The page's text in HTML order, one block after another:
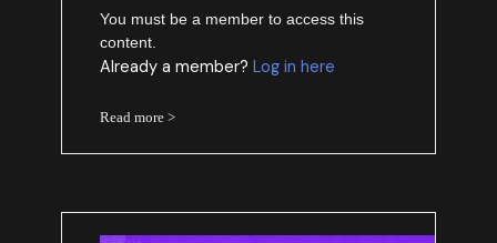
You must be a member to access this
content.
Already a member?Log in here
Read more >